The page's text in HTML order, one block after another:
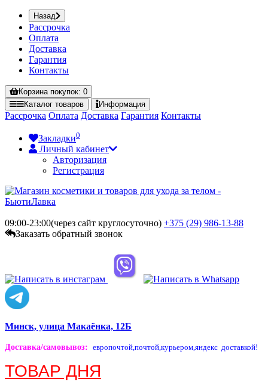
Назад
Рассрочка
Оплата
Доставка
Гарантия
Контакты
Корзинапокупок: 0
Каталог товаров Информация
Рассрочка Оплата Доставка Гарантия Контакты
Закладки0
Личный кабинет
Авторизация
Регистрация
09:00-23:00(через сайт круглосуточно) +375 (29) 986-13-88
Заказать обратный звонок
Минск, улица Макаёнка, 12Б
Доставка/самовывоз: европочтой,почтой,курьером,яндекс доставкой!
ТОВАР ДНЯ